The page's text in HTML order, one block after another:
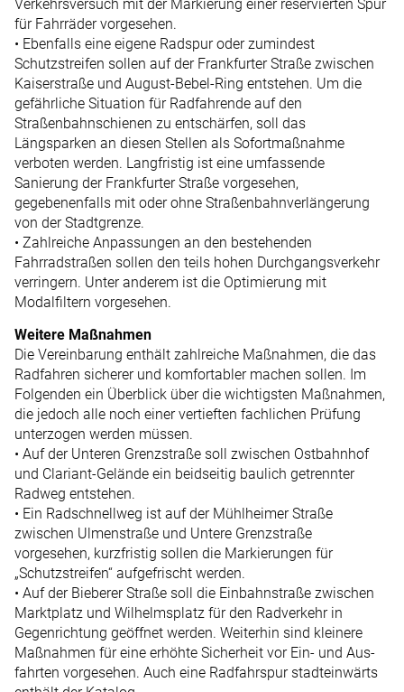
Verkehrsversuch mit der Markierung einer reservierten Spur
für Fahrräder vorgesehen.
• Ebenfalls eine eigene Radspur oder zumindest
Schutzstreifen sollen auf der Frankfurter Straße zwischen
Kaiserstraße und August-Bebel-Ring entstehen. Um die
gefährliche Situation für Radfahrende auf den
Straßenbahnschienen zu entschärfen, soll das
Längsparken an diesen Stellen als Sofortmaßnahme
verboten werden. Langfristig ist eine umfassende
Sanierung der Frank­furter Straße vorgesehen,
gegebenenfalls mit oder ohne Straßenbahnverlängerung
von der Stadtgrenze.
• Zahlreiche Anpassungen an den bestehenden
Fahrradstraßen sollen den teils hohen Durchgangsverkehr
verringern. Unter anderem ist die Optimierung mit
Modalfiltern vorgesehen.
Weitere Maßnahmen
Die Vereinbarung enthält zahlreiche Maßnahmen, die das
Radfahren ­sicherer und komfortabler machen sollen. Im
Folgenden ein Überblick über die wichtigsten Maßnahmen,
die jedoch alle noch einer vertieften fachlichen Prüfung
unterzogen werden müssen.
• Auf der Unteren Grenzstraße soll zwischen Ostbahnhof
und Clariant-Gelände ein beidseitig baulich getrennter
Radweg entstehen.
• Ein Radschnellweg ist auf der Mühlheimer Straße
zwischen Ulmenstraße und Untere Grenzstraße
vorgesehen, kurzfristig sollen die Markierungen für
„Schutzstreifen“ aufgefrischt werden.
• Auf der Bieberer Straße soll die Einbahnstraße zwischen
Marktplatz und Wilhelmsplatz für den Radverkehr in
Gegenrichtung geöffnet werden. Weiterhin sind kleinere
Maßnahmen für eine ­erhöhte Sicherheit vor Ein- und Aus­
fahrten vorgesehen. Auch eine Radfahrspur stadteinwärts